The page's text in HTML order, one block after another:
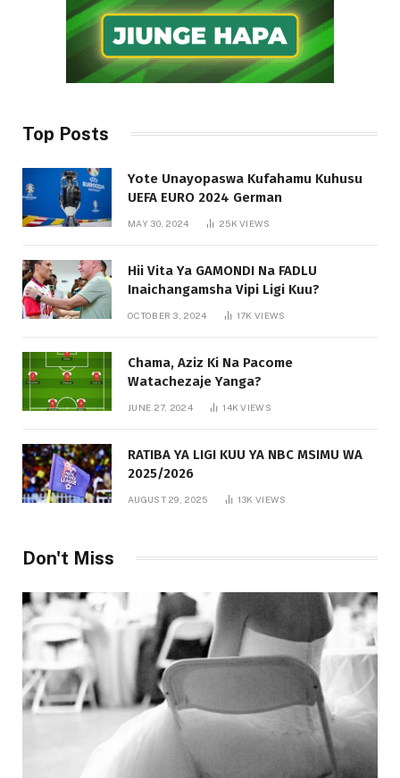
Top Posts
Yote Unayopaswa Kufahamu Kuhusu
UEFA EURO 2024 German
MAY 30, 2024 25KVIEWS
Hii Vita Ya GAMONDI Na FADLU
Inaichangamsha Vipi Ligi Kuu?
OCTOBER 3, 2024 17KVIEWS
Chama, Aziz Ki Na Pacome
Watachezaje Yanga?
JUNE 27, 2024 14KVIEWS
RATIBA YA LIGI KUU YA NBC MSIMU WA
2025/2026
AUGUST 29, 2025 13KVIEWS
Don't Miss